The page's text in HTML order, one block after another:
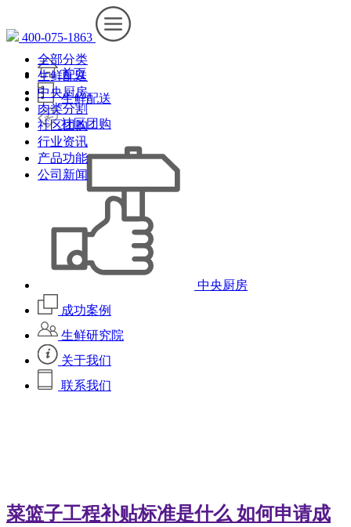
400-075-1863
首页
生鲜配送
社区团购
中央厨房
成功案例
生鲜研究院
关于我们
联系我们
全部分类
生鲜配送
中央厨房
肉类分割
社区团购
行业资讯
产品功能
公司新闻
菜篮子工程补贴标准是什么 如何申请成